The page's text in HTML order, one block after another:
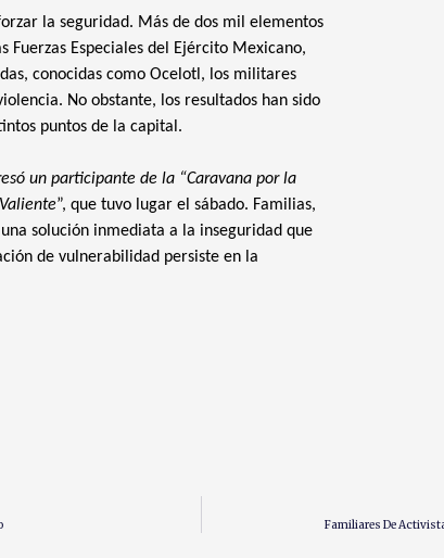
la seguridad. Más de dos mil elementos
Especiales del Ejército Mexicano,
conocidas como Ocelotl, los militares
No obstante, los resultados han sido
puntos de la capital.
un participante de la “Caravana por la
”, que tuvo lugar el sábado. Familias,
solución inmediata a la inseguridad que
de vulnerabilidad persiste en la
Familiares De